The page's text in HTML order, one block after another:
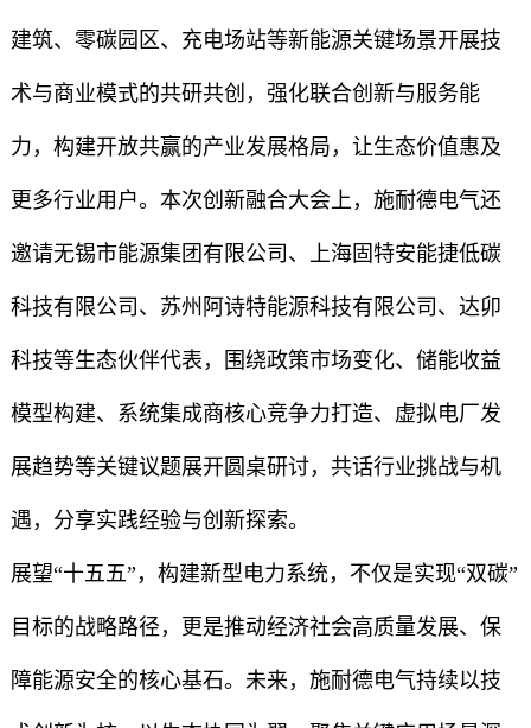
建筑、零碳园区、充电场站等新能源关键场景开展技
术与商业模式的共研共创，强化联合创新与服务能
力，构建开放共赢的产业发展格局，让生态价值惠及
更多行业用户。本次创新融合大会上，施耐德电气还
邀请无锡市能源集团有限公司、上海固特安能捷低碳
科技有限公司、苏州阿诗特能源科技有限公司、达卯
科技等生态伙伴代表，围绕政策市场变化、储能收益
模型构建、系统集成商核心竞争力打造、虚拟电厂发
展趋势等关键议题展开圆桌研讨，共话行业挑战与机
遇，分享实践经验与创新探索。
展望“十五五”，构建新型电力系统，不仅是实现“双碳”
目标的战略路径，更是推动经济社会高质量发展、保
障能源安全的核心基石。未来，施耐德电气持续以技